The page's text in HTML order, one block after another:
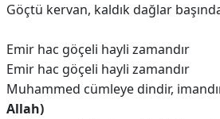
Göçtü kervan, kaldık dağlar
Emir hac göçeli hayli zamandır
Emir hac göçeli hayli zamandır
Muhammed cümleye dindir,
Allah)